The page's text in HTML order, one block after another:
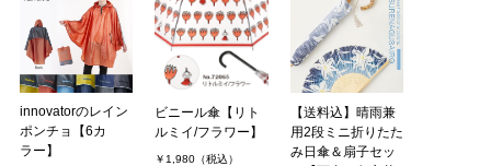
innovatorのレイン
ポンチョ【6カ
ラー】
ビニール傘【リト
ルミイ/フラワー】
￥1,980（税込）
【送料込】晴雨兼
用2段ミニ折りたた
み日傘＆扇子セッ